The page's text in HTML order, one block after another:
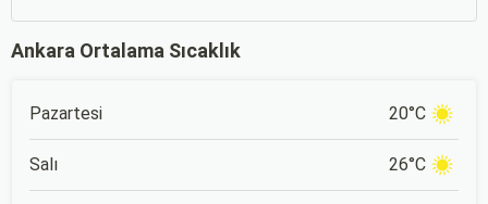
Ankara Ortalama Sıcaklık
Pazartesi 20°C
Salı 26°C